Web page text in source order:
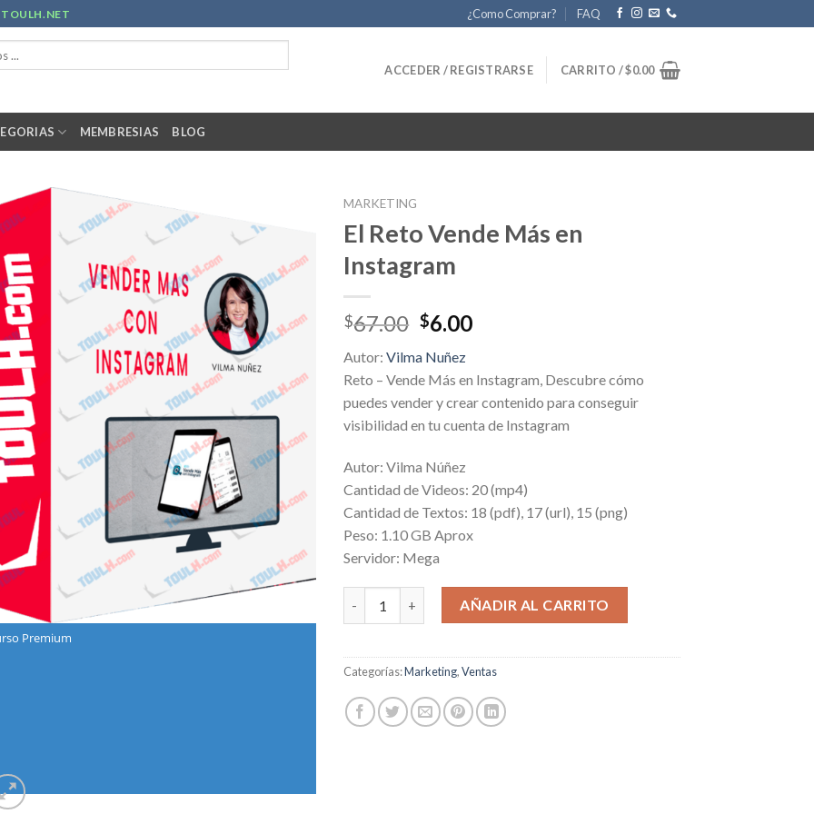
TOULH.NET ¿Como Comprar? FAQ
ACCEDER / REGISTRARSE CARRITO /$0.00
MEMBRESIAS BLOG
Premium
MARKETING
El Reto Vende Más en
Instagram
$67.00 Original
was:
$67.00.
$6.00Current
$6.00.
Autor:Vilma Nuñez
Reto – Vende Más en Instagram, Descubre cómo
puedes vender y crear contenido para conseguir
visibilidad en tu cuenta de Instagram
Autor: Vilma Núñez
Cantidad de Videos: 20 (mp4)
Cantidad de Textos: 18 (pdf), 17 (url), 15 (png)
Peso: 1.10 GB Aprox
Servidor: Mega
El Reto Vende Más en Instagram cantidad
AÑADIR AL CARRITO
Categorías:Marketing,Ventas